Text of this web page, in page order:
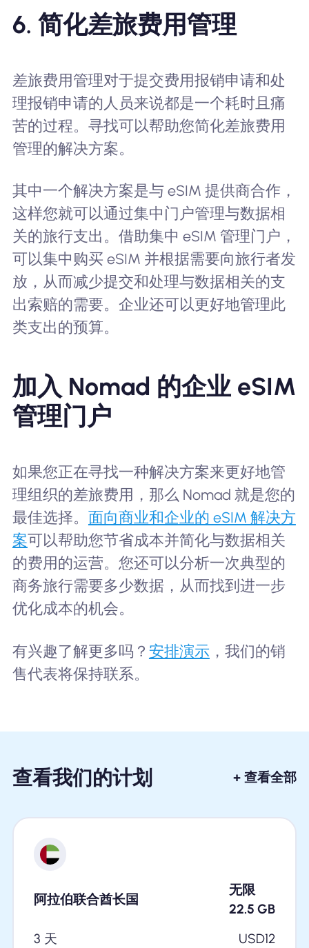
6. 简化差旅费用管理
差旅费用管理对于提交费用报销申请和处
理报销申请的人员来说都是一个耗时且痛
苦的过程。寻找可以帮助您简化差旅费用
管理的解决方案。
其中一个解决方案是与 eSIM 提供商合作，
这样您就可以通过集中门户管理与数据相
关的旅行支出。借助集中 eSIM 管理门户，
可以集中购买 eSIM 并根据需要向旅行者发
放，从而减少提交和处理与数据相关的支
出索赔的需要。企业还可以更好地管理此
类支出的预算。
加入 Nomad 的企业 eSIM
管理门户
如果您正在寻找一种解决方案来更好地管
理组织的差旅费用，那么 Nomad 就是您的
最佳选择。 面向商业和企业的 eSIM 解决方
案可以帮助您节省成本并简化与数据相关
的费用的运营。您还可以分析一次典型的
商务旅行需要多少数据，从而找到进一步
优化成本的机会。
有兴趣了解更多吗？ 安排演示 ，我们的销
售代表将保持联系。
查看我们的计划 + 查看全部
阿拉伯联合酋长国
无限
22.5 GB
3 天
USD12